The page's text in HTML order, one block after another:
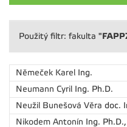
Použitý filtr: fakulta
Němeček Karel Ing.
Neumann Cyril Ing. Ph.D.
Neužil Bunešová Věra doc.
Nikodem Antonín Ing.